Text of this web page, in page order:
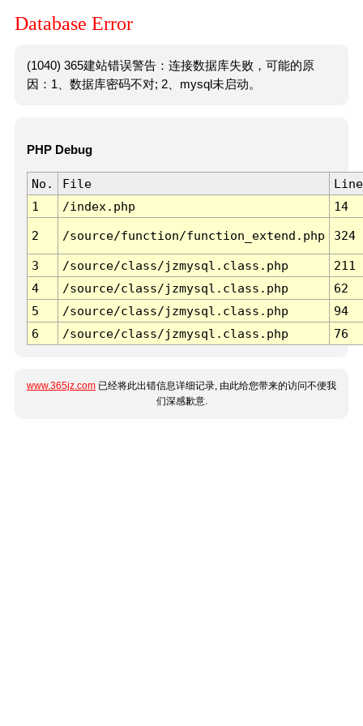
Database Error
(1040) 365建站错误警告：连接数据库失败，可能的原
因：1、数据库密码不对; 2、mysql未启动。
PHP Debug
No. File
Line
1
/index.php 14
2 /source/function/function_extend.php 324
3 /source/class/jzmysql.class.php
211
4
/source/class/jzmysql.class.php
62
5
/source/class/jzmysql.class.php
94
6
/source/class/jzmysql.class.php 76
www.365jz.com 已经将此出错信息详细记录, 由此给您带来的访问不便我
们深感歉意.